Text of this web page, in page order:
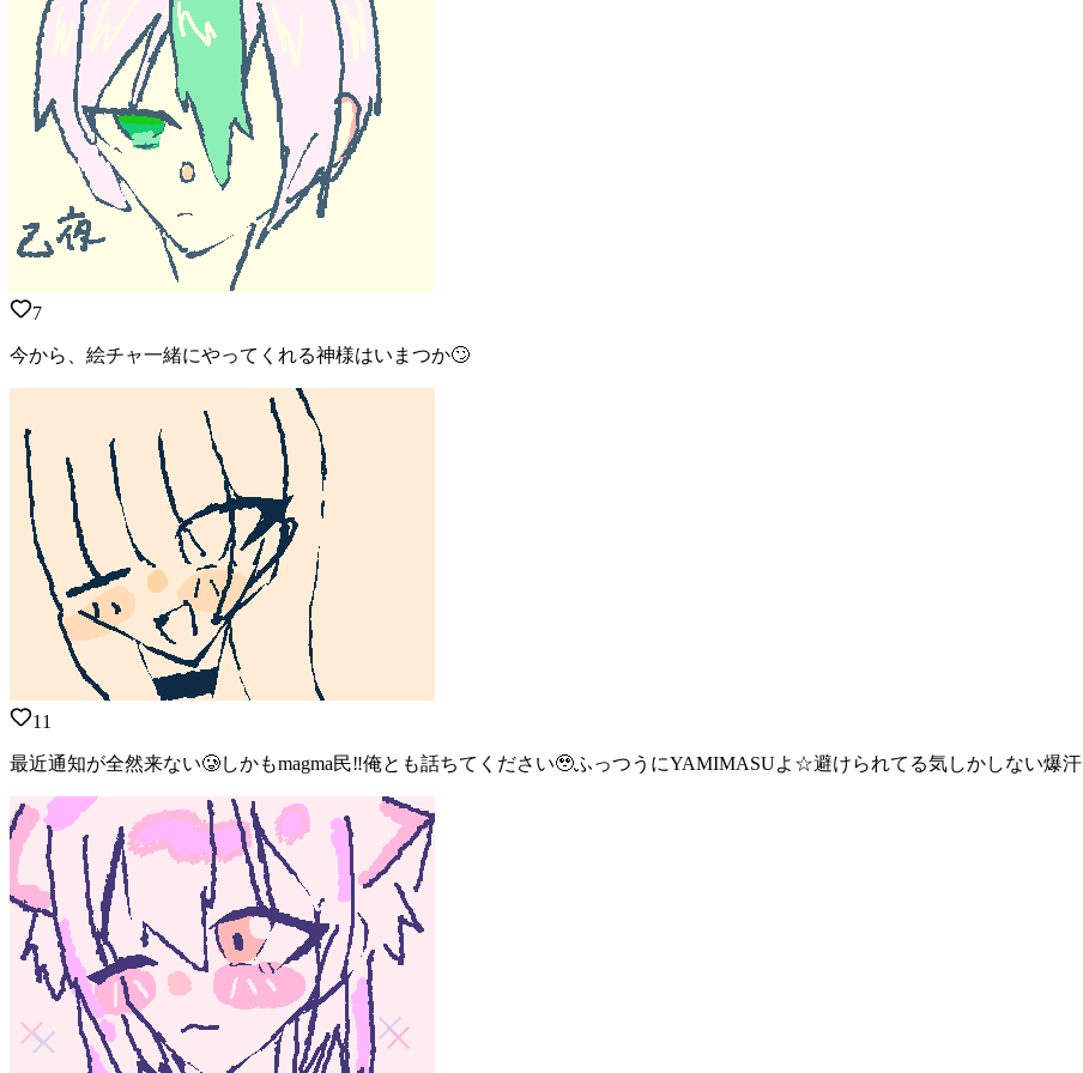
7
今から、絵チャ一緒にやってくれる神様はいまつか🙄
11
最近通知が全然来ない🥲しかもmagma民‼️俺とも話ちてください🥹ふっつうにYAMIMASUよ☆避けられてる気しかしない爆汗